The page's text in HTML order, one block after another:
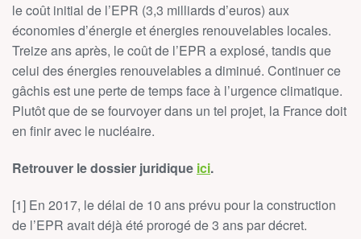
le coût initial de l’EPR (3,3 milliards d’euros) aux
économies d’énergie et énergies renouvelables locales.
Treize ans après, le coût de l’EPR a explosé, tandis que
celui des énergies renouvelables a diminué. Continuer ce
gâchis est une perte de temps face à l’urgence climatique.
Plutôt que de se fourvoyer dans un tel projet, la France doit
en finir avec le nucléaire.
Retrouver le dossier juridique ici.
[1] En 2017, le délai de 10 ans prévu pour la construction
de l’EPR avait déjà été prorogé de 3 ans par décret.